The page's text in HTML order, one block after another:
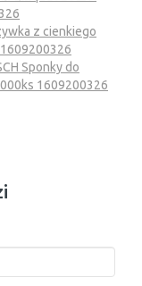
z cienkiego
Sponky do
1609200326